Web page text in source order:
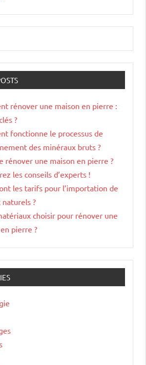
rénover une maison en pierre :
?
fonctionne le processus de
des minéraux bruts ?
rénover une maison en pierre ?
les conseils d’experts !
les tarifs pour l’importation de
?
choisir pour rénover une
pierre ?